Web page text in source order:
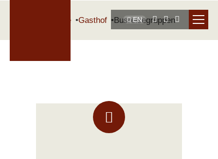
EN
Startseite Gasthof Busreisegruppen